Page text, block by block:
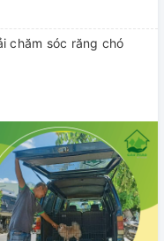
chăm sóc răng chó